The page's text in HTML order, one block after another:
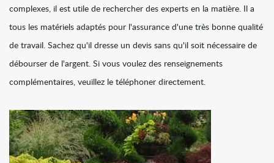
complexes, il est utile de rechercher des experts en la matière. Il a
tous les matériels adaptés pour l'assurance d'une très bonne qualité
de travail. Sachez qu'il dresse un devis sans qu'il soit nécessaire de
débourser de l'argent. Si vous voulez des renseignements
complémentaires, veuillez le téléphoner directement.